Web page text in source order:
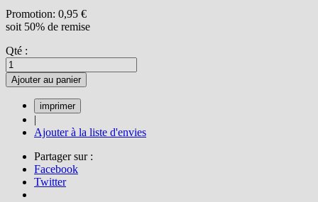
Promotion: 0,95 €
soit 50% de remise
Qté :
Ajouter au panier
|
Ajouter à la liste d'envies
Partager sur :
Facebook
Twitter